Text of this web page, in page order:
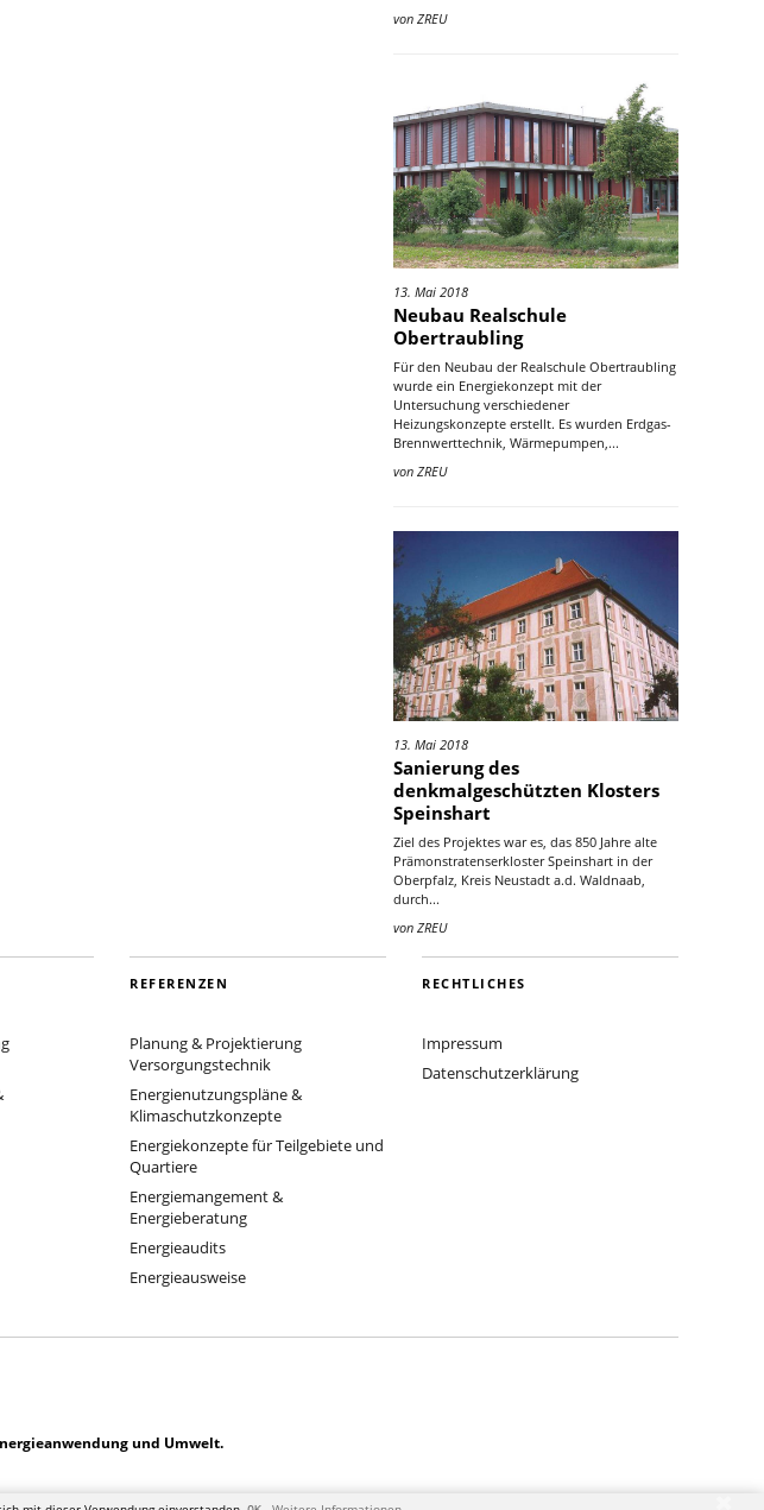
von ZREU
13. Mai 2018
Neubau Realschule
Obertraubling
Für den Neubau der Realschule Obertraubling
wurde ein Energiekonzept mit der
Untersuchung verschiedener
Heizungskonzepte erstellt. Es wurden Erdgas-
Brennwerttechnik, Wärmepumpen,...
von ZREU
13. Mai 2018
Sanierung des
denkmalgeschützten Klosters
Speinshart
Ziel des Projektes war es, das 850 Jahre alte
Prämonstratenserkloster Speinshart in der
Oberpfalz, Kreis Neustadt a.d. Waldnaab,
durch...
von ZREU
REFERENZEN
Planung & Projektierung
Versorgungstechnik
Energienutzungspläne &
Klimaschutzkonzepte
Energiekonzepte für Teilgebiete und
Quartiere
Energiemangement &
Energieberatung
Energieaudits
Energieausweise
RECHTLICHES
Impressum
Datenschutzerklärung
und Umwelt.